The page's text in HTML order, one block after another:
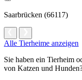
Saarbrücken (66117)
Alle Tierheime anzeigen
Sie haben ein Tierheim
von Katzen und